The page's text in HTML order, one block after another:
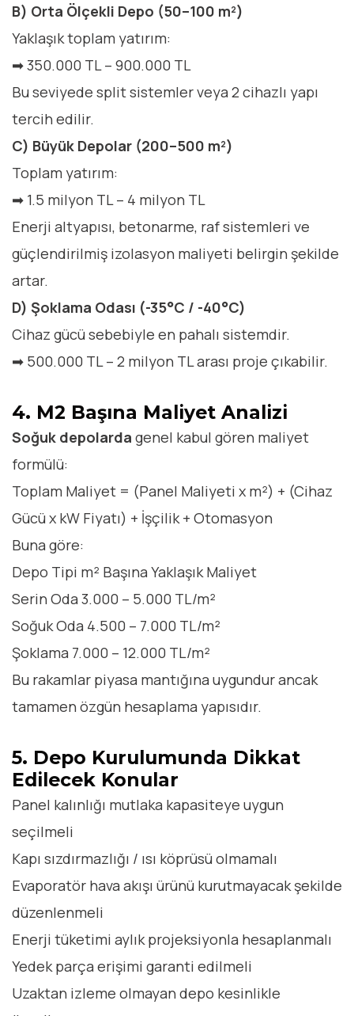
B) Orta Ölçekli Depo (50–100 m²)
Yaklaşık toplam yatırım:
➡ 350.000 TL – 900.000 TL
Bu seviyede split sistemler veya 2 cihazlı yapı
tercih edilir.
C) Büyük Depolar (200–500 m²)
Toplam yatırım:
➡ 1.5 milyon TL – 4 milyon TL
Enerji altyapısı, betonarme, raf sistemleri ve
güçlendirilmiş izolasyon maliyeti belirgin şekilde
artar.
D) Şoklama Odası (-35°C / -40°C)
Cihaz gücü sebebiyle en pahalı sistemdir.
➡ 500.000 TL – 2 milyon TL arası proje çıkabilir.
4. M2 Başına Maliyet Analizi
Soğuk depolarda genel kabul gören maliyet
formülü:
Toplam Maliyet = (Panel Maliyeti x m²) + (Cihaz
Gücü x kW Fiyatı) + İşçilik + Otomasyon
Buna göre:
Depo Tipi m² Başına Yaklaşık Maliyet
Serin Oda 3.000 – 5.000 TL/m²
Soğuk Oda 4.500 – 7.000 TL/m²
Şoklama 7.000 – 12.000 TL/m²
Bu rakamlar piyasa mantığına uygundur ancak
tamamen özgün hesaplama yapısıdır.
5. Depo Kurulumunda Dikkat
Edilecek Konular
Panel kalınlığı mutlaka kapasiteye uygun
seçilmeli
Kapı sızdırmazlığı / ısı köprüsü olmamalı
Evaporatör hava akışı ürünü kurutmayacak şekilde
düzenlenmeli
Enerji tüketimi aylık projeksiyonla hesaplanmalı
Yedek parça erişimi garanti edilmeli
Uzaktan izleme olmayan depo kesinlikle